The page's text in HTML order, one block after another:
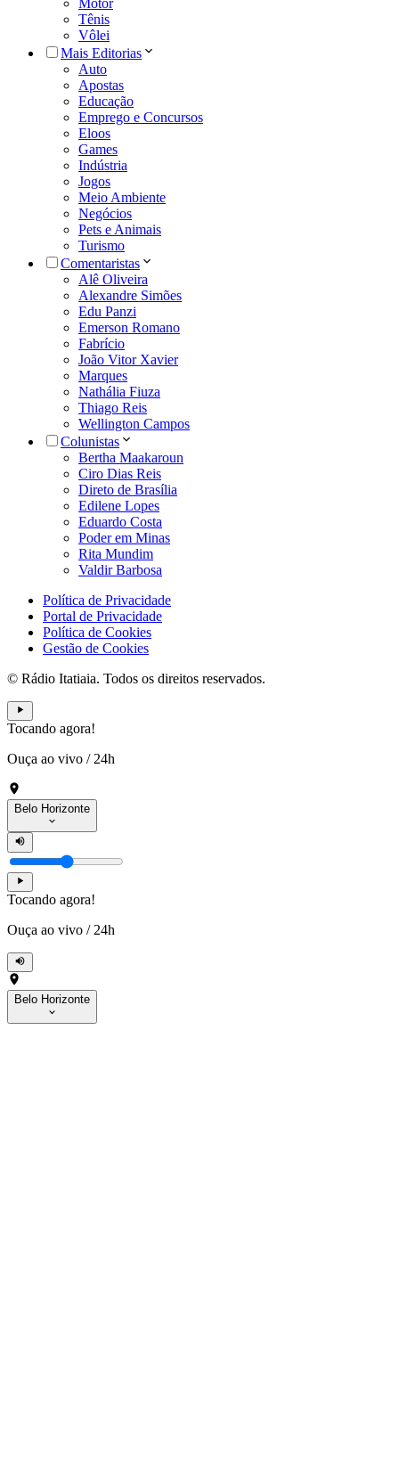
Tênis
Vôlei
Mais Editorias
Auto
Apostas
Educação
Emprego e Concursos
Eloos
Games
Indústria
Jogos
Meio Ambiente
Negócios
Pets e Animais
Turismo
Comentaristas
Alê Oliveira
Alexandre Simões
Edu Panzi
Emerson Romano
Fabrício
João Vitor Xavier
Marques
Nathália Fiuza
Thiago Reis
Wellington Campos
Colunistas
Bertha Maakaroun
Ciro Dias Reis
Direto de Brasília
Edilene Lopes
Eduardo Costa
Poder em Minas
Rita Mundim
Valdir Barbosa
Política de Privacidade
Portal de Privacidade
Política de Cookies
Gestão de Cookies
© Rádio Itatiaia. Todos os direitos reservados.
Tocando agora!
Ouça ao vivo / 24h
Belo Horizonte
Tocando agora!
Ouça ao vivo / 24h
Belo Horizonte